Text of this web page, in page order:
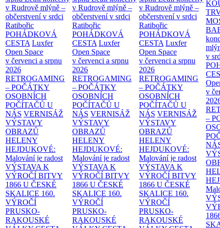
v Rudrově mlýně –
občerstvení v srdci
Ratibořic
POHÁDKOVÁ
CESTA Luxfer
Open Space
v červenci a srpnu
2026
RETROGAMING
– POČÁTKY
OSOBNÍCH
POČÍTAČŮ U
NÁS VERNISÁŽ
VÝSTAVY
OBRAZŮ
HELENY
HEJDUKOVÉ:
Malování je radost
VÝSTAVA K
VÝROČÍ BITVY
1866 U ČESKÉ
SKALICE 160.
VÝROČÍ
PRUSKO-
RAKOUSKÉ
v Rudrově mlýně –
občerstvení v srdci
Ratibořic
POHÁDKOVÁ
CESTA Luxfer
Open Space
v červenci a srpnu
2026
RETROGAMING
– POČÁTKY
OSOBNÍCH
POČÍTAČŮ U
NÁS VERNISÁŽ
VÝSTAVY
OBRAZŮ
HELENY
HEJDUKOVÉ:
Malování je radost
VÝSTAVA K
VÝROČÍ BITVY
1866 U ČESKÉ
SKALICE 160.
VÝROČÍ
PRUSKO-
RAKOUSKÉ
v Rudrově mlýně –
občerstvení v srdci
Ratibořic
POHÁDKOVÁ
CESTA Luxfer
Open Space
v červenci a srpnu
2026
RETROGAMING
– POČÁTKY
OSOBNÍCH
POČÍTAČŮ U
NÁS VERNISÁŽ
VÝSTAVY
OBRAZŮ
HELENY
HEJDUKOVÉ:
Malování je radost
VÝSTAVA K
VÝROČÍ BITVY
1866 U ČESKÉ
SKALICE 160.
VÝROČÍ
PRUSKO-
RAKOUSKÉ
v
v
–